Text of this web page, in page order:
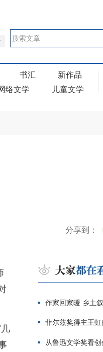
书汇
新作品
络文学 儿童文学
分享到：
作家回家暖 乡土
菲尔兹奖得主王
从鲁迅文学奖看